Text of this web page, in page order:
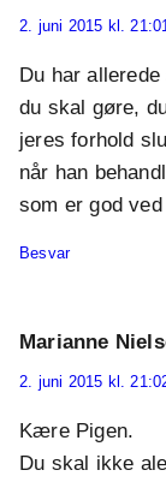
2. juni 2015 kl.
Du har
du skal gøre,
jeres forhold
når han
som er god
Besvar
Marianne
2. juni 2015 kl.
Kære Pigen.
Du skal ikke